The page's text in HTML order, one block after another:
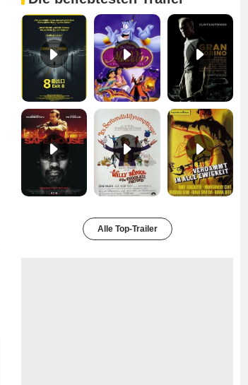
Exit 8 Trailer DF Aladdin Trailer OV
Charlie und die Schokoladenfabrik Trailer OV Verdammt in alle Ewigkeit Trailer OV
Alle Top-Trailer